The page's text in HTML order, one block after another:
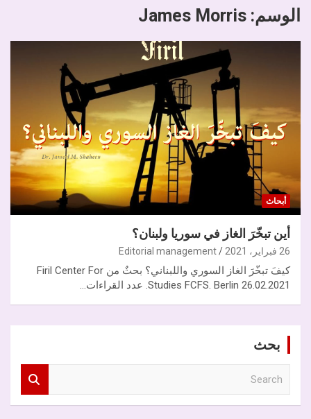
الوسم: James Morris
أبحاث
أين تبخّرَ الغاز في سوريا ولبنان؟
26 فبراير، 2021 Editorial management
كيفَ تبخّرَ الغاز السوري واللبناني؟ بحثٌ من Firil Center For
Studies FCFS. Berlin 26.02.2021. عدد القراءات…
بحث